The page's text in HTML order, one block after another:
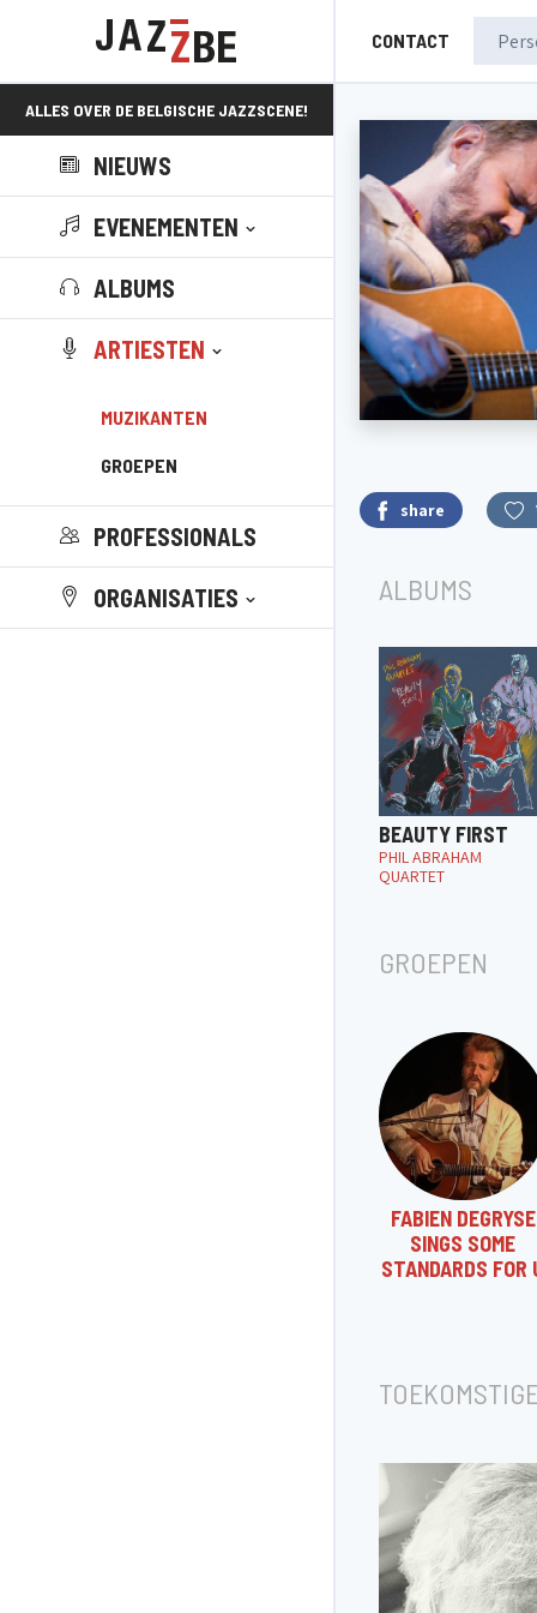
CONTACT
ALLES OVER DE BELGISCHE JAZZSCENE!
NIEUWS
EVENEMENTEN
ALBUMS
ARTIESTEN
MUZIKANTEN
GROEPEN
PROFESSIONALS
ORGANISATIES
share
ALBUMS
BEAUTY FIRST
PHIL ABRAHAM
QUARTET
GROEPEN
FABIEN DEGRYSE
SINGS SOME
STANDARDS FOR